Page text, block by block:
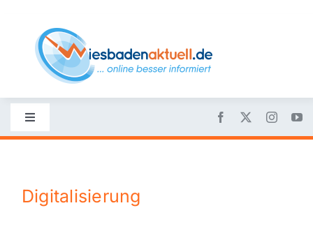
content
Toggle
Navigation
Nachrichten
Digitalisierung